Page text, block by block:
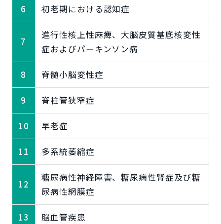
6 初老期における認知症
7
進行性核上性麻痺、大脳皮質基底核変性
症およびパーキンソン病
8 脊髄小脳変性症
9 脊柱管狭窄症
10 早老症
11 多系統萎縮症
12
糖尿病性神経障害、糖尿病性腎症及び糖
尿病性網膜症
13 脳血管疾患